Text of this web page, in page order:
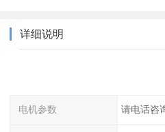
详细说明
电机参数 请电话咨